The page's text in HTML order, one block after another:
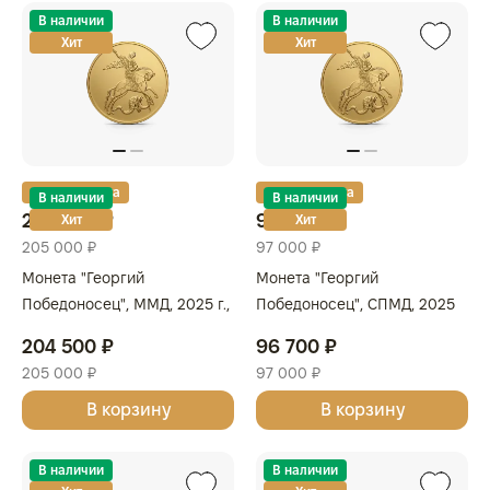
В наличии
Хит
Золотая карта
В наличии
Хит
204 500 ₽
205 000 ₽
Монета "Георгий
Победоносец", ММД, 2025 г.,
РОССИЯ
204 500 ₽
205 000 ₽
В корзину
В наличии
Хит
Золотая карта
В наличии
Хит
96 700 ₽
97 000 ₽
Монета "Георгий
Победоносец", СПМД, 2025
РОССИЯ
96 700 ₽
97 000 ₽
В корзину
В наличии
В наличии